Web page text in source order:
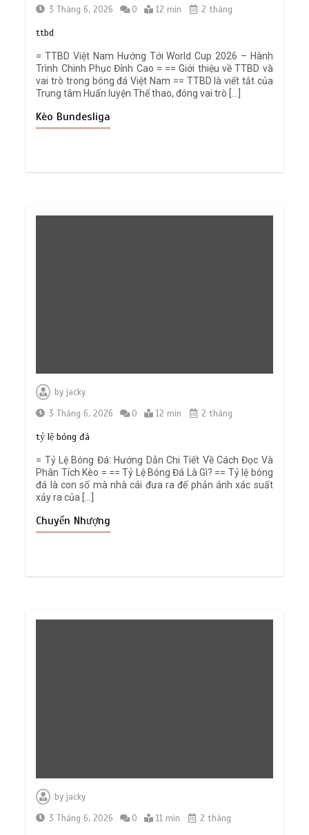
3 Tháng 6, 2026 0 12 min 2 tháng
ttbd
= TTBD Việt Nam Hướng Tới World Cup 2026 – Hành
Trình Chinh Phục Đỉnh Cao = == Giới thiệu về TTBD và
vai trò trong bóng đá Việt Nam == TTBD là viết tắt của
Trung tâm Huấn luyện Thể thao, đóng vai trò […]
Kèo Bundesliga
byjacky
3 Tháng 6, 2026
0 12 min 2 tháng
tỷ lệ bóng đá
= Tỷ Lệ Bóng Đá: Hướng Dẫn Chi Tiết Về Cách Đọc Và
Phân Tích Kèo = == Tỷ Lệ Bóng Đá Là Gì? == Tỷ lệ bóng
đá là con số mà nhà cái đưa ra để phản ánh xác suất
xảy ra của […]
Chuyển Nhượng
byjacky
3 Tháng 6, 2026
0 11 min 2 tháng